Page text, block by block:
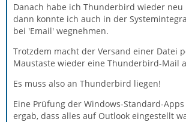
Danach habe ich Thunderbird wieder
dann konnte ich auch in der
bei 'Email' wegnehmen.
Trotzdem macht der Versand einer Datei
Maustaste wieder eine Thunderbird-Mail
Es muss also an Thunderbird liegen!
Eine Prüfung der Windows-Standard-
ergab, dass alles auf Outlook eingestellt